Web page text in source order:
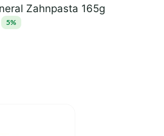
Zahnpasta 165g
5%